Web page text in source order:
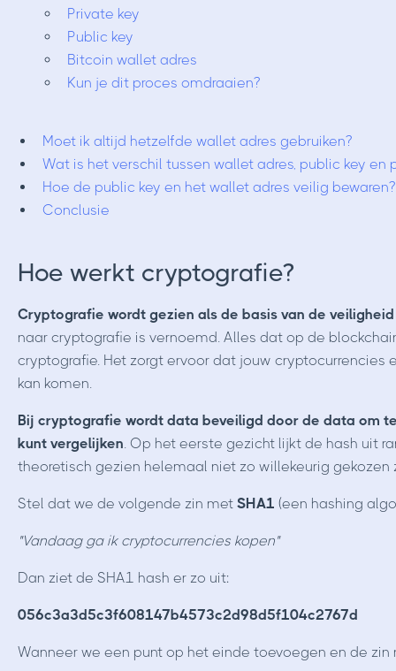
Private key
Public key
Bitcoin wallet adres
Kun je dit proces omdraaien?
Moet ik altijd hetzelfde wallet adres gebruiken?
Wat is het verschil tussen wallet adres, public key en
Hoe de public key en het wallet adres veilig bewaren?
Conclusie
Hoe werkt cryptografie?
Cryptografie wordt gezien als de basis van de
naar cryptografie is vernoemd. Alles dat op de
cryptografie. Het zorgt ervoor dat jouw
kan komen.
Bij cryptografie wordt data beveiligd door de data om
kunt vergelijken. Op het eerste gezicht lijkt de hash uit
theoretisch gezien helemaal niet zo willekeurig
Stel dat we de volgende zin met SHA1 (een hashing
"Vandaag ga ik cryptocurrencies kopen"
Dan ziet de SHA1 hash er zo uit:
056c3a3d5c3f608147b4573c2d98d5f104c2767d
Wanneer we een punt op het einde toevoegen en de